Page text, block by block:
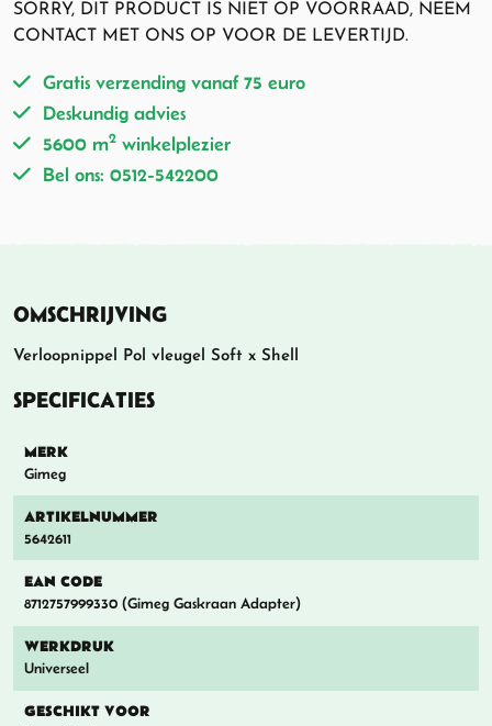
SORRY, DIT PRODUCT IS NIET OP VOORRAAD, NEEM
CONTACT MET ONS OP VOOR DE LEVERTIJD.
Gratis verzending vanaf 75 euro
Deskundig advies
5600 m2 winkelplezier
Bel ons: 0512-542200
OMSCHRIJVING
Verloopnippel Pol vleugel Soft x Shell
SPECIFICATIES
MERK
Gimeg
ARTIKELNUMMER
5642611
EAN CODE
8712757999330 (Gimeg Gaskraan Adapter)
WERKDRUK
Universeel
GESCHIKT VOOR